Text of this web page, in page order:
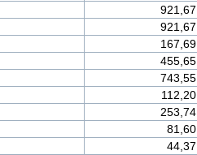
921,67
921,67
167,69
455,65
743,55
112,20
253,74
81,60
44,37